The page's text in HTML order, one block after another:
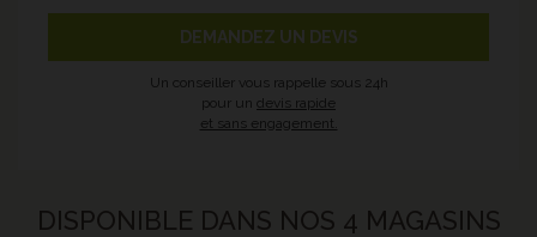
DEMANDEZ UN DEVIS
Un conseiller vous rappelle sous 24h
pour un devis rapide
et sans engagement.
DISPONIBLE DANS NOS 4 MAGASINS